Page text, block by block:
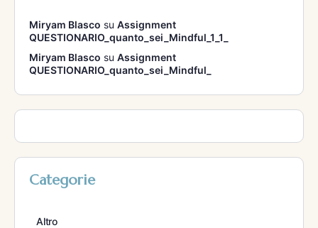
Miryam Blasco su Assignment
QUESTIONARIO_quanto_sei_Mindful_1_1_
Miryam Blasco su Assignment
QUESTIONARIO_quanto_sei_Mindful_
Categorie
Altro